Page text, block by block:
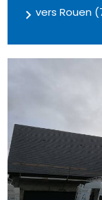
vers Rouen